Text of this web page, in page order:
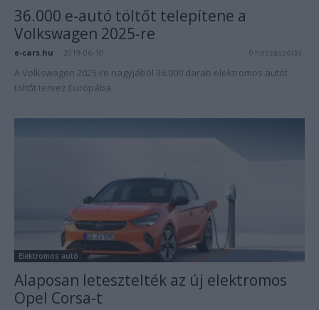
36.000 e-autó töltőt telepítene a
Volkswagen 2025-re
e-cars.hu 2019-06-10 0 hozzászólás
A Volkswagen 2025-re nagyjából 36.000 darab elektromos autót
töltőt tervez Európába.
Elektromos autó
Alaposan letesztelték az új elektromos
Opel Corsa-t